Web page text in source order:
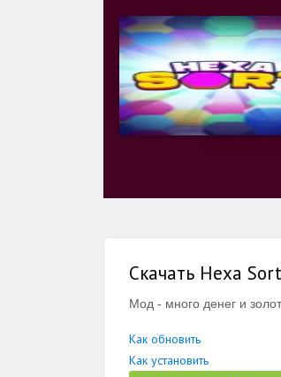
Скачать Hexa
Мод - много денег и
Как обновить
Как установить